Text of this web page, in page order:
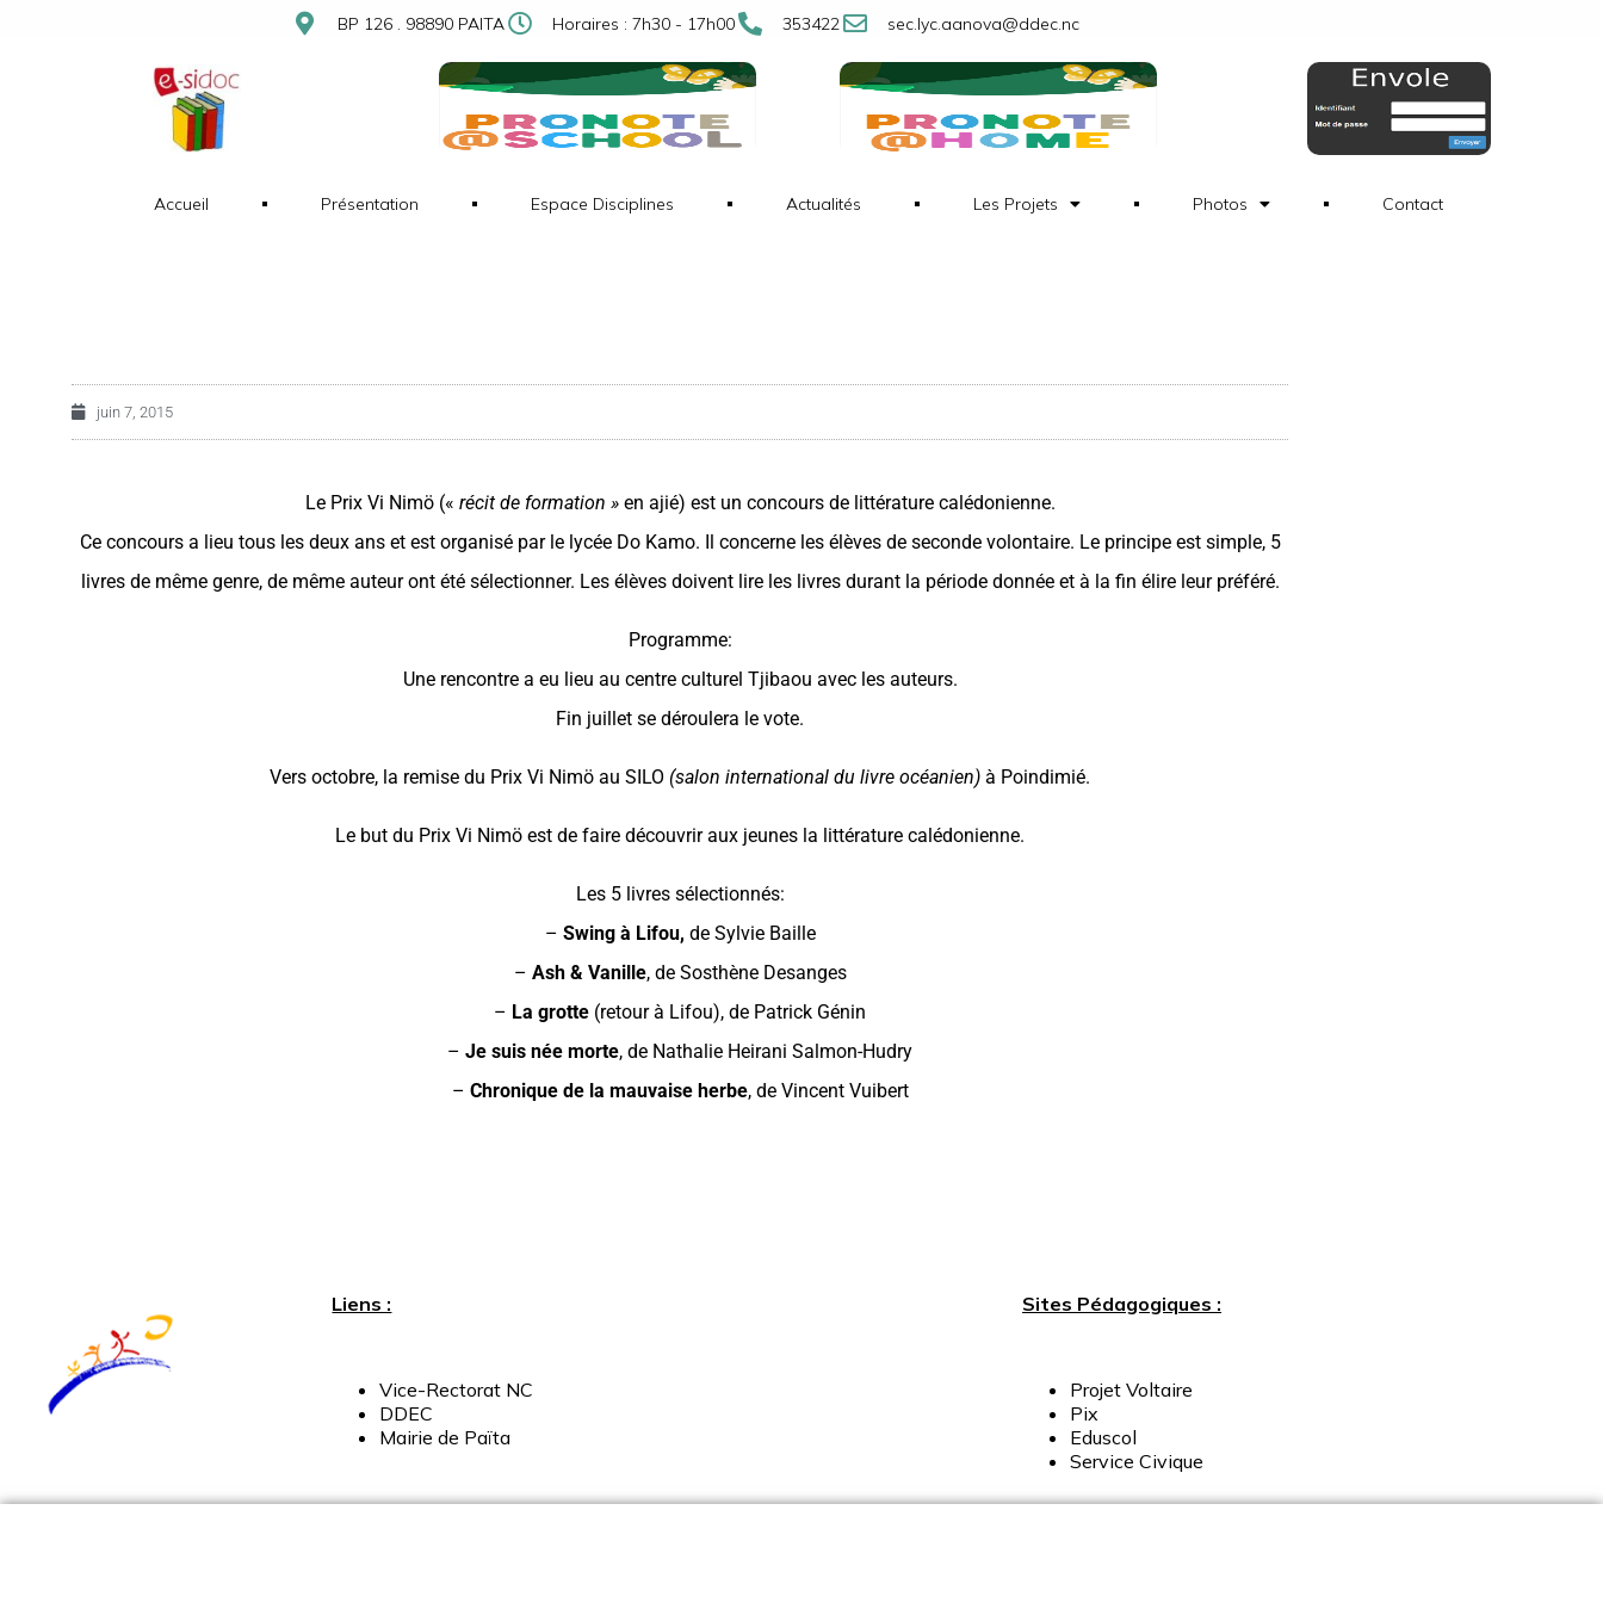
BP 126 . 98890 PAITA Horaires : 7h30 - 17h00 353422 sec.lyc.aanova@ddec.nc
Accueil Présentation Espace Disciplines Actualités Les Projets Photos Contact
juin 7, 2015
Le Prix Vi Nimö (« récit de formation »en ajié) est un concours de littérature calédonienne.
Ce concours a lieu tous les deux ans et est organisé par le lycée Do Kamo. Il concerne les élèves de seconde volontaire. Le principe est simple, 5
livres de même genre, de même auteur ont été sélectionner. Les élèves doivent lire les livres durant la période donnée et à la fin élire leur préféré.
Programme:
Une rencontre a eu lieu au centre culturel Tjibaou avec les auteurs.
Fin juillet se déroulera le vote.
Vers octobre, la remise du Prix Vi Nimö au SILO (salon international du livre océanien) à Poindimié.
Le but du Prix Vi Nimö est de faire découvrir aux jeunes la littérature calédonienne.
Les 5 livres sélectionnés:
– Swing à Lifou, de Sylvie Baille
– Ash & Vanille, de Sosthène Desanges
– La grotte (retour à Lifou), de Patrick Génin
– Je suis née morte, de Nathalie Heirani Salmon-Hudry
– Chronique de la mauvaise herbe, de Vincent Vuibert
Liens :
Vice-Rectorat NC
DDEC
Mairiede Païta
Sites Pédagogiques :
Projet Voltaire
Pix
Eduscol
Service Civique